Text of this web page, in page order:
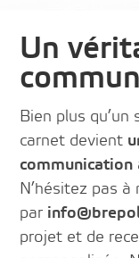
Un
Bien plus
carnet devient
communication
N’hésitez pas
par
projet et de